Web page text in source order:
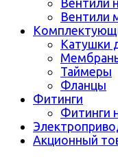
Вентили
Вентили
Катушки
Таймеры
Фланцы
Фитинги
Фитинги
Акционный